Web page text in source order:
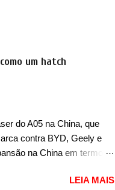
um hatch
do A05 na China, que
contra BYD, Geely e
na China em termos
e o B05, a marca revelou as
LEIA MAIS